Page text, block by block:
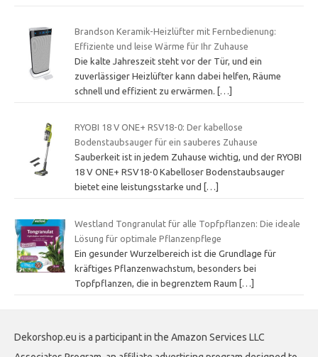
Brandson Keramik-Heizlüfter mit Fernbedienung:
Effiziente und leise Wärme für Ihr Zuhause
Die kalte Jahreszeit steht vor der Tür, und ein
zuverlässiger Heizlüfter kann dabei helfen, Räume
schnell und effizient zu erwärmen.
[…]
RYOBI 18 V ONE+ RSV18-0: Der kabellose
Bodenstaubsauger für ein sauberes Zuhause
Sauberkeit ist in jedem Zuhause wichtig, und der RYOBI
18 V ONE+ RSV18-0 Kabelloser Bodenstaubsauger
bietet eine leistungsstarke und
[…]
Westland Tongranulat für alle Topfpflanzen: Die ideale
Lösung für optimale Pflanzenpflege
Ein gesunder Wurzelbereich ist die Grundlage für
kräftiges Pflanzenwachstum, besonders bei
Topfpflanzen, die in begrenztem Raum
[…]
Dekorshop.eu is a participant in the Amazon Services LLC